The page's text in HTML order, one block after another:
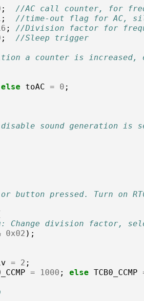
;
//AC call counter, for
;
//time-out flag for AC,
;
//Division factor for
; //Sleep trigger
a counter is increased,
else toAC = 0 ;
sound generation is
or button pressed. Turn
Change division factor,
0x02 );
= 2 ;
= 1000 ; else TCB0_CCMP